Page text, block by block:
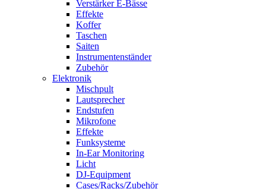
Verstärker E-Bässe
Effekte
Koffer
Taschen
Saiten
Instrumentenständer
Zubehör
Elektronik
Mischpult
Lautsprecher
Endstufen
Mikrofone
Effekte
Funksysteme
In-Ear Monitoring
Licht
DJ-Equipment
Cases/Racks/Zubehör